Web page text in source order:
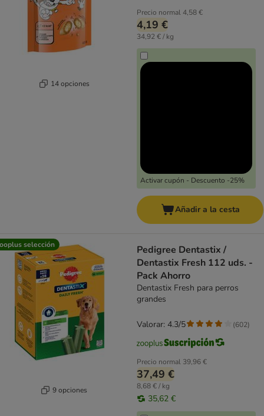
14 opciones
Precio normal4,58 €
4,19 €
34,92 € / kg
Activar cupón - Descuento -25%
Añadir a la cesta
selección
9 opciones
Pedigree Dentastix /
Dentastix Fresh 112 uds. -
Pack Ahorro
Dentastix Fresh para perros
grandes
Precio normal 39,96 €
37,49 €
8,68 € / kg
35,62 €
Valorar: 4.3/5 (602)